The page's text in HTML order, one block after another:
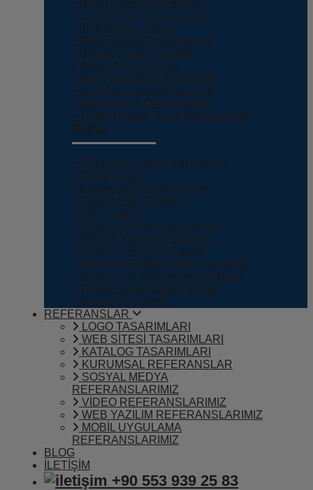
• Rakip ve Rekabet Analizi
• Google Ads Hesap Analizi
• Blog Makale Yazarı
• Meta Reklam Danışmanlığı
• Google Harita Yönetimi
• Web Sitesi Tercüme
• Mobil Uygulama Reklamları
• Google Analytics Kurulumu
• Marka Tescil Danışmanlığı
• Yurtdışı Marka Tescil Danışmanlığı
Medya
• 360 Derece Sanal Tur Çekimi
• Drone Çekimi
• Kurumsal Fotoğraf Çekimi
• Tanıtım Filmi Çekimi
• Ürün Çekimi
• Fabrika Tanıtım Filmi Çekimi
• Reklam Videosu Hazırlama
• Mankenli Fotoğraf Çekimi
• Oyunculu Reklam Filmi Hazırlama
• Yabancı Dil Seslendirme Hizmeti
• Türkçe Seslendirme Hizmeti
• Medya Satın Alma
REFERANSLAR
LOGO TASARIMLARI
WEB SİTESİ TASARIMLARI
KATALOG TASARIMLARI
KURUMSAL REFERANSLAR
SOSYAL MEDYA
REFERANSLARIMIZ
VİDEO REFERANSLARIMIZ
WEB YAZILIM REFERANSLARIMIZ
MOBİL UYGULAMA
REFERANSLARIMIZ
BLOG
İLETİŞİM
+90 553 939 25 83